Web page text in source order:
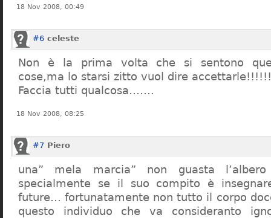
18 Nov 2008, 00:49
#6 celeste
Non è la prima volta che si sentono
cose,ma lo starsi zitto vuol dire accettarle!!!!!!
Faccia tutti qualcosa…….
18 Nov 2008, 08:25
#7 Piero
una” mela marcia” non guasta
specialmente se il suo compito è
future… fortunatamente non tutto il corpo
questo individuo che va consideranto